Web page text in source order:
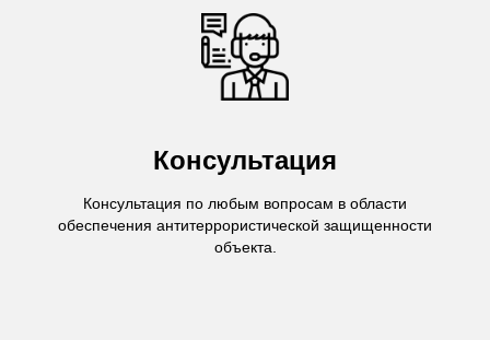
Консультация
Консультация по любым вопросам в области
обеспечения антитеррористической защищенности
объекта.